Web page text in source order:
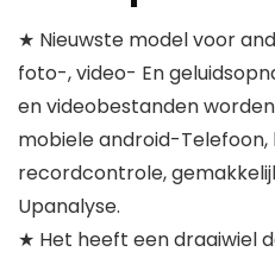
★ Nieuwste model voor
foto-, video- En
en videobestanden
mobiele android-
recordcontrole,
Upanalyse.
★ Het heeft een draaiwiel